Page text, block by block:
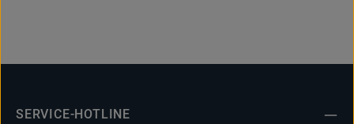
SERVICE-HOTLINE